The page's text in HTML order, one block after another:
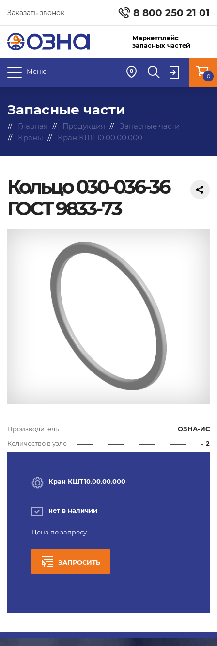
8 800 250 21 01
Заказать звонок
Маркетплейс
запасных частей
Меню
0
Запасные части
Главная Продукция
Запасные части
Краны
Кран КШТ10.00.00.000
Кольцо 030-036-36
ГОСТ 9833-73
Производитель
ОЗНА-ИС
Количество в узле
2
Кран КШТ10.00.00.000
нет в наличии
Цена по запросу
ЗАПРОСИТЬ